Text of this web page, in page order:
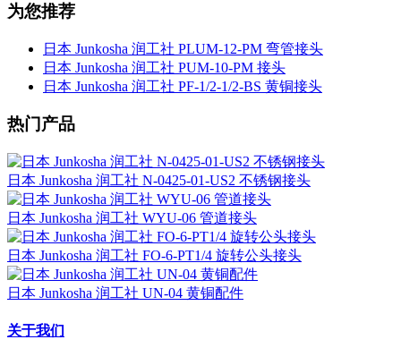
为您推荐
日本 Junkosha 润工社 PLUM-12-PM 弯管接头
日本 Junkosha 润工社 PUM-10-PM 接头
日本 Junkosha 润工社 PF-1/2-1/2-BS 黄铜接头
热门产品
日本 Junkosha 润工社 N-0425-01-US2 不锈钢接头
日本 Junkosha 润工社 WYU-06 管道接头
日本 Junkosha 润工社 FO-6-PT1/4 旋转公头接头
日本 Junkosha 润工社 UN-04 黄铜配件
关于我们